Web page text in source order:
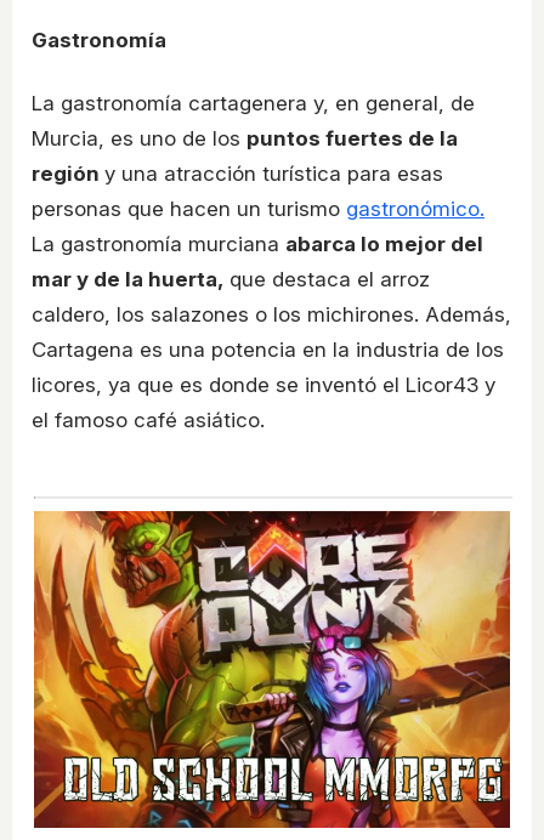
Gastronomía
La gastronomía cartagenera y, en general, de
Murcia, es uno de los puntos fuertes de la
región y una atracción turística para esas
personas que hacen un turismo gastronómico.
La gastronomía murciana abarca lo mejor del
mar y de la huerta, que destaca el arroz
caldero, los salazones o los michirones. Además,
Cartagena es una potencia en la industria de los
licores, ya que es donde se inventó el Licor43 y
el famoso café asiático.